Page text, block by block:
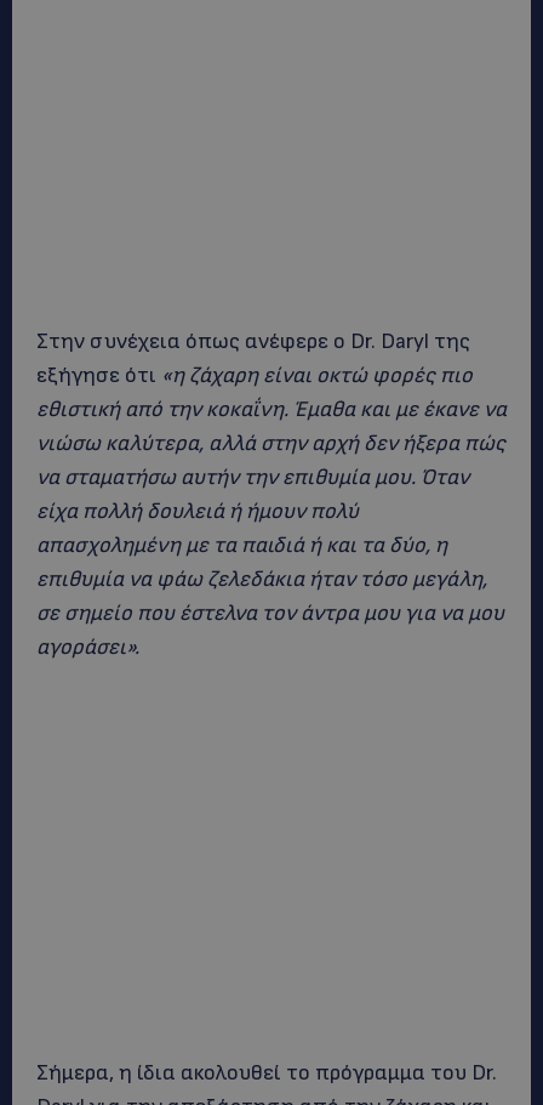
Στην συνέχεια όπως ανέφερε ο Dr. Daryl της
εξήγησε ότι «η ζάχαρη είναι οκτώ φορές πιο
εθιστική από την κοκαΐνη. Έμαθα και με έκανε να
νιώσω καλύτερα, αλλά στην αρχή δεν ήξερα πώς
να σταματήσω αυτήν την επιθυμία μου. Όταν
είχα πολλή δουλειά ή ήμουν πολύ
απασχολημένη με τα παιδιά ή και τα δύο, η
επιθυμία να φάω ζελεδάκια ήταν τόσο μεγάλη,
σε σημείο που έστελνα τον άντρα μου για να μου
αγοράσει».
Σήμερα, η ίδια ακολουθεί το πρόγραμμα του Dr.